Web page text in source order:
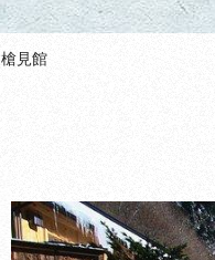
槍見館